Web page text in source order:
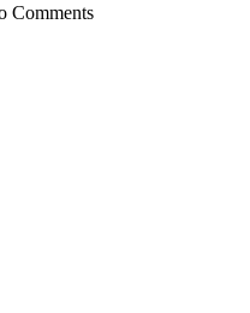
Comments